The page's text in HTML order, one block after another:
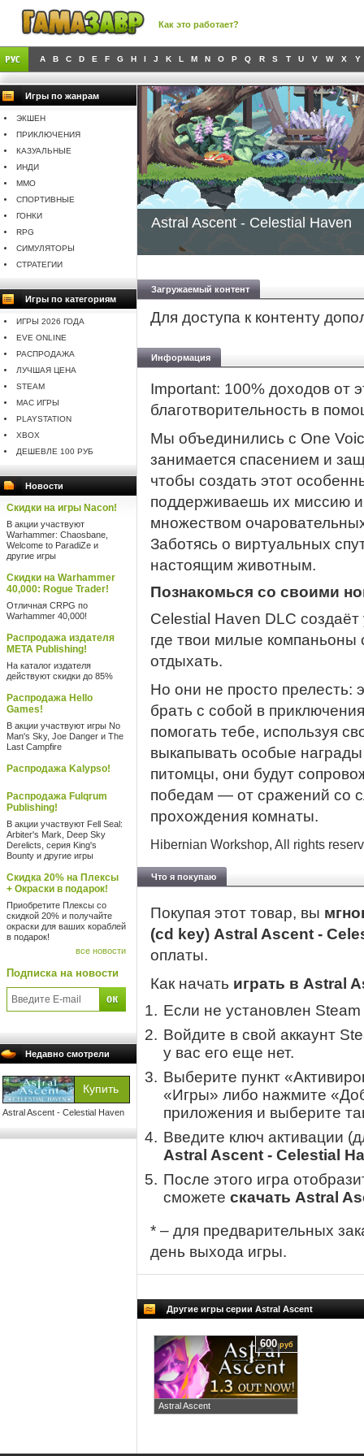
Как это работает?
A B C D E F G H I J K L M N O P Q R S T U V W X Y
Игры по жанрам
ЭКШЕН
ПРИКЛЮЧЕНИЯ
КАЗУАЛЬНЫЕ
ИНДИ
MMO
СПОРТИВНЫЕ
ГОНКИ
RPG
СИМУЛЯТОРЫ
СТРАТЕГИИ
Игры по категориям
ИГРЫ 2026 ГОДА
EVE ONLINE
РАСПРОДАЖА
ЛУЧШАЯ ЦЕНА
STEAM
MAC ИГРЫ
PLAYSTATION
XBOX
ДЕШЕВЛЕ 100 РУБ
Новости
Скидки на игры Nacon!
В акции участвуют
Warhammer: Chaosbane,
Welcome to ParadiZe и
другие игры
Скидки на Warhammer
40,000: Rogue Trader!
Отличная CRPG по
Warhammer 40,000!
Распродажа издателя
META Publishing!
На каталог издателя
действуют скидки до 85%
Распродажа Hello
Games!
В акции участвуют игры No
Man's Sky, Joe Danger и The
Last Campfire
Распродажа Kalypso!
Распродажа Fulqrum
Publishing!
В акции участвуют Fell Seal:
Arbiter's Mark, Deep Sky
Derelicts, серия King's
Bounty и другие игры
Скидка 20% на Плексы
+ Окраски в подарок!
Приобретите Плексы со
скидкой 20% и получайте
окраски для ваших кораблей
в подарок!
все новости
Подписка на новости
Недавно смотрели
Astral Ascent - Celestial Haven
Astral Ascent - Celestial Haven
Загружаемый контент
Для доступа к контенту
Информация
Important: 100% доходов от
благотворительность в
Мы объединились с One
занимается спасением и
чтобы создать этот
поддерживаешь их миссию
множеством
Заботясь о виртуальных
настоящим животным.
Познакомься со своими
Celestial Haven DLC
где твои милые компаньоны
отдыхать.
Но они не просто прелесть:
брать с собой в
помогать тебе, используя
выкапывать особые
питомцы, они будут
победам — от сражений со
прохождения комнаты.
Hibernian Workshop, All rights
Что я покупаю
Покупая этот товар, вы
(cd key) Astral Ascent -
оплаты.
Как начать играть в Astral
Если не установлен
Войдите в свой аккаунт
у вас его еще нет.
Выберите пункт
«Игры» либо нажмите
приложения и выберите
Введите ключ активации
Astral Ascent - Celestial
После этого игра
сможете скачать Astral
* – для предварительных
день выхода игры.
Другие игры серии Astral Ascent
Astral Ascent
600руб